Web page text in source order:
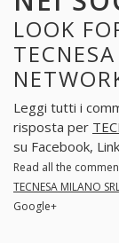
LOOK
Leggi tutti i
risposta per
su Facebook,
Read all the
TECNESA MILANO
Google+